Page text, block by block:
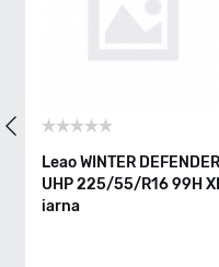
C
Leao WINTER DEFENDER
UHP 225/55/R16 99H XL
iarna